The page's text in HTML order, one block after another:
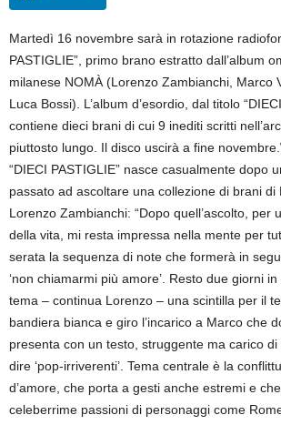
Martedì 16 novembre sarà in rotazione
PASTIGLIE”, primo brano estratto dall’album
milanese NOMÀ (Lorenzo Zambianchi, Marco
Luca Bossi). L’album d’esordio, dal titolo
contiene dieci brani di cui 9 inediti scritti
piuttosto lungo. Il disco uscirà a fine
“DIECI PASTIGLIE” nasce casualmente dopo
passato ad ascoltare una collezione di brani di
Lorenzo Zambianchi: “Dopo quell’ascolto, per
della vita, mi resta impressa nella mente per
serata la sequenza di note che formerà in
‘non chiamarmi più amore’. Resto due giorni
tema – continua Lorenzo – una scintilla per il
bandiera bianca e giro l’incarico a Marco che
presenta con un testo, struggente ma carico
dire ‘pop-irriverenti’. Tema centrale è la
d’amore, che porta a gesti anche estremi e
celeberrime passioni di personaggi come